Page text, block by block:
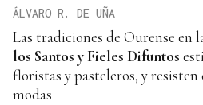
ÁLVARO R. DE UÑA
Las tradiciones de Ourense en
los Santos y Fieles Difuntos
floristas y pasteleros, y resisten
modas